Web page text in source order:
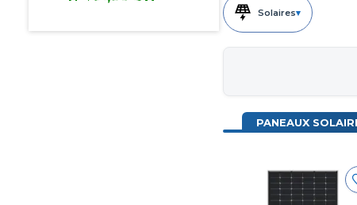
Solaires▾
PANEAUX